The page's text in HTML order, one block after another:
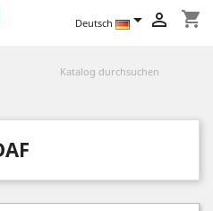
shopping_cart

Deutsch 